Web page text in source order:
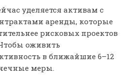
уделяется активам с
аренды, которые
рисковых проектов
оживить
в ближайшие 6–12
меры.